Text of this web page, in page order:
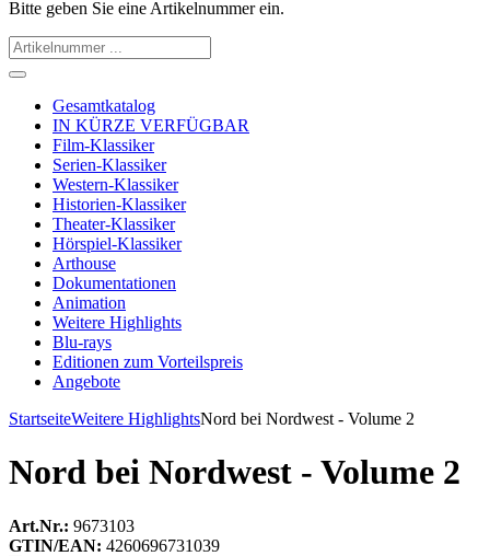
Bitte geben Sie eine Artikelnummer ein.
Gesamtkatalog
IN KÜRZE VERFÜGBAR
Film-Klassiker
Serien-Klassiker
Western-Klassiker
Historien-Klassiker
Theater-Klassiker
Hörspiel-Klassiker
Arthouse
Dokumentationen
Animation
Weitere Highlights
Blu-rays
Editionen zum Vorteilspreis
Angebote
StartseiteWeitere HighlightsNord bei Nordwest - Volume 2
Nord bei Nordwest - Volume 2
Art.Nr.: 9673103
GTIN/EAN: 4260696731039